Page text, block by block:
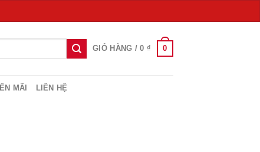
GIỎ HÀNG /0 ₫ 0
MÃI LIÊN HỆ